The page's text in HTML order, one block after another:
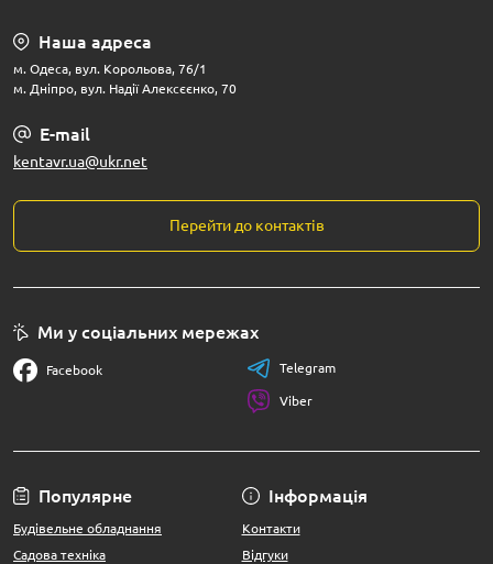
Наша адреса
м. Одеса, вул. Корольова, 76/1
м. Дніпро, вул. Надії Алексєєнко, 70
E-mail
kentavr.ua@ukr.net
Перейти до контактів
Популярне
Будівельне обладнання
Садова техніка
Інформація
Контакти
Відгуки
Ми у соціальних мережах
Facebook Telegram
Viber